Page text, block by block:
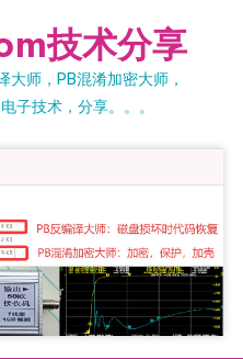
技术分享
大师，PB混淆加密大师，
子技术，分享。。。